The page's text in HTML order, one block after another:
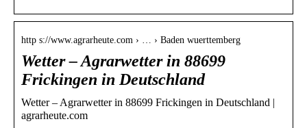
http s://www.agrarheute.com › … › Baden wuerttemberg
Wetter – Agrarwetter in 88699
Frickingen in Deutschland
Wetter – Agrarwetter in 88699 Frickingen in Deutschland |
agrarheute.com